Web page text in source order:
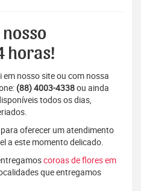
nosso
horas!
nosso site ou com nossa
(88) 4003-4338ou ainda
todos os dias,
oferecer um atendimento
a este momento delicado.
coroas de flores em
que entregamos